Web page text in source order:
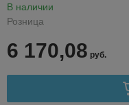
В наличии
Розница
6 170,08 руб.